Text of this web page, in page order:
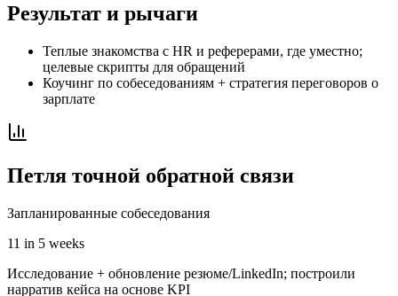
Результат и рычаги
Теплые знакомства с HR и реферерами, где уместно;
целевые скрипты для обращений
Коучинг по собеседованиям + стратегия переговоров о
зарплате
Петля точной обратной связи
Запланированные собеседования
11 in 5 weeks
Исследование + обновление резюме/LinkedIn; построили
нарратив кейса на основе KPI